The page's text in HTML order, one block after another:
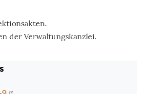
der Verwaltungskanzlei.